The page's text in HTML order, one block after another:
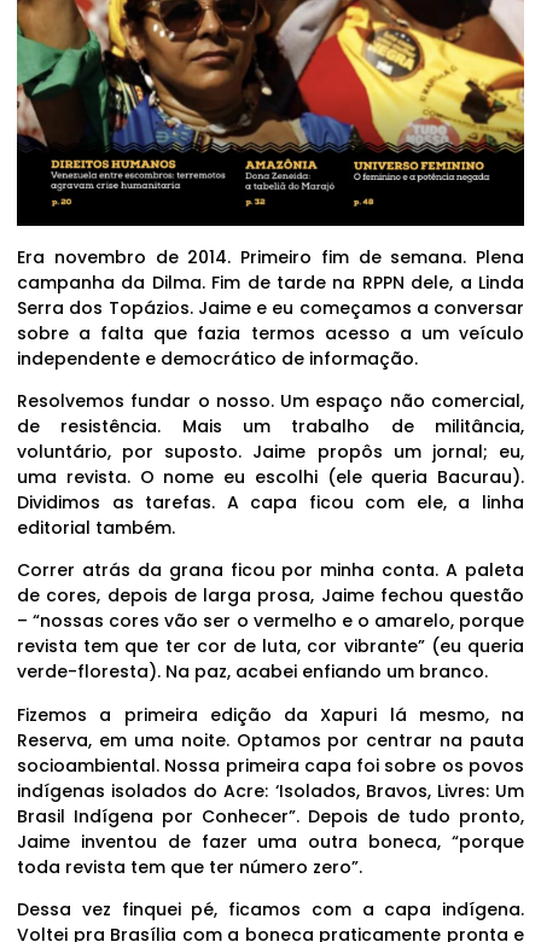
Era novembro de 2014. Primeiro fim de semana. Plena
campanha da Dilma. Fim de tarde na RPPN dele, a Linda
Serra dos Topázios. Jaime e eu começamos a conversar
sobre a falta que fazia termos acesso a um veículo
independente e democrático de informação.
Resolvemos fundar o nosso. Um espaço não comercial,
de resistência. Mais um trabalho de militância,
voluntário, por suposto. Jaime propôs um jornal; eu,
uma revista. O nome eu escolhi (ele queria Bacurau).
Dividimos as tarefas. A capa ficou com ele, a linha
editorial também.
Correr atrás da grana ficou por minha conta. A paleta
de cores, depois de larga prosa, Jaime fechou questão
– “nossas cores vão ser o vermelho e o amarelo, porque
revista tem que ter cor de luta, cor vibrante” (eu queria
verde-floresta). Na paz, acabei enfiando um branco.
Fizemos a primeira edição da Xapuri lá mesmo, na
Reserva, em uma noite. Optamos por centrar na pauta
socioambiental. Nossa primeira capa foi sobre os povos
indígenas isolados do Acre: ‘Isolados, Bravos, Livres: Um
Brasil Indígena por Conhecer”. Depois de tudo pronto,
Jaime inventou de fazer uma outra boneca, “porque
toda revista tem que ter número zero”.
Dessa vez finquei pé, ficamos com a capa indígena.
Voltei pra Brasília com a boneca praticamente pronta e